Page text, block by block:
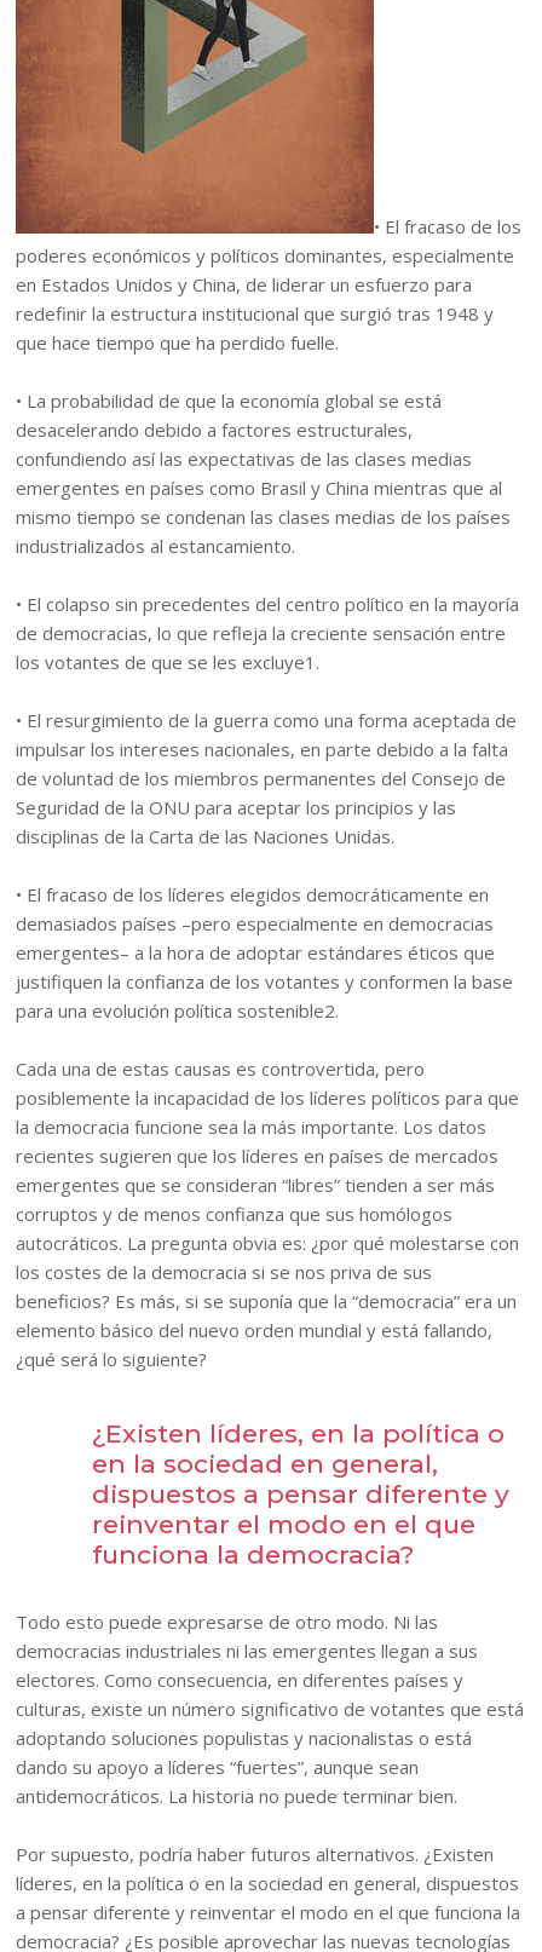
• El fracaso de los
poderes económicos y políticos dominantes, especialmente
en Estados Unidos y China, de liderar un esfuerzo para
redefinir la estructura institucional que surgió tras 1948 y
que hace tiempo que ha perdido fuelle.
• La probabilidad de que la economía global se está
desacelerando debido a factores estructurales,
confundiendo así las expectativas de las clases medias
emergentes en países como Brasil y China mientras que al
mismo tiempo se condenan las clases medias de los países
industrializados al estancamiento.
• El colapso sin precedentes del centro político en la mayoría
de democracias, lo que refleja la creciente sensación entre
los votantes de que se les excluye1.
• El resurgimiento de la guerra como una forma aceptada de
impulsar los intereses nacionales, en parte debido a la falta
de voluntad de los miembros permanentes del Consejo de
Seguridad de la ONU para aceptar los principios y las
disciplinas de la Carta de las Naciones Unidas.
• El fracaso de los líderes elegidos democráticamente en
demasiados países –pero especialmente en democracias
emergentes– a la hora de adoptar estándares éticos que
justifiquen la confianza de los votantes y conformen la base
para una evolución política sostenible2.
Cada una de estas causas es controvertida, pero
posiblemente la incapacidad de los líderes políticos para que
la democracia funcione sea la más importante. Los datos
recientes sugieren que los líderes en países de mercados
emergentes que se consideran “libres” tienden a ser más
corruptos y de menos confianza que sus homólogos
autocráticos. La pregunta obvia es: ¿por qué molestarse con
los costes de la democracia si se nos priva de sus
beneficios? Es más, si se suponía que la “democracia” era un
elemento básico del nuevo orden mundial y está fallando,
¿qué será lo siguiente?
¿Existen líderes, en la política o
en la sociedad en general,
dispuestos a pensar diferente y
reinventar el modo en el que
funciona la democracia?
Todo esto puede expresarse de otro modo. Ni las
democracias industriales ni las emergentes llegan a sus
electores. Como consecuencia, en diferentes países y
culturas, existe un número significativo de votantes que está
adoptando soluciones populistas y nacionalistas o está
dando su apoyo a líderes “fuertes”, aunque sean
antidemocráticos. La historia no puede terminar bien.
Por supuesto, podría haber futuros alternativos. ¿Existen
líderes, en la política o en la sociedad en general, dispuestos
a pensar diferente y reinventar el modo en el que funciona la
democracia? ¿Es posible aprovechar las nuevas tecnologías